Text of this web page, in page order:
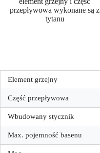
przepływowa wykonane są z
tytanu
Element grzejny
Część przepływowa
Wbudowany stycznik
Max. pojemność basenu